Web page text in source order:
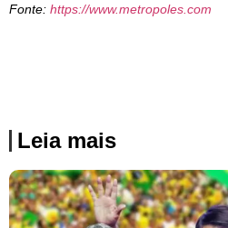
Fonte: https://www.metropoles.com
Leia mais